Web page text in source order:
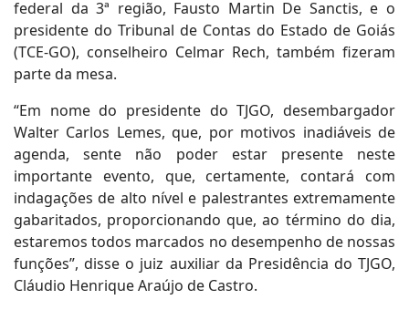
federal da 3ª região, Fausto Martin De Sanctis, e o
presidente do Tribunal de Contas do Estado de Goiás
(TCE-GO), conselheiro Celmar Rech, também fizeram
parte da mesa.
“Em nome do presidente do TJGO, desembargador
Walter Carlos Lemes, que, por motivos inadiáveis de
agenda, sente não poder estar presente neste
importante evento, que, certamente, contará com
indagações de alto nível e palestrantes extremamente
gabaritados, proporcionando que, ao término do dia,
estaremos todos marcados no desempenho de nossas
funções”, disse o juiz auxiliar da Presidência do TJGO,
Cláudio Henrique Araújo de Castro.